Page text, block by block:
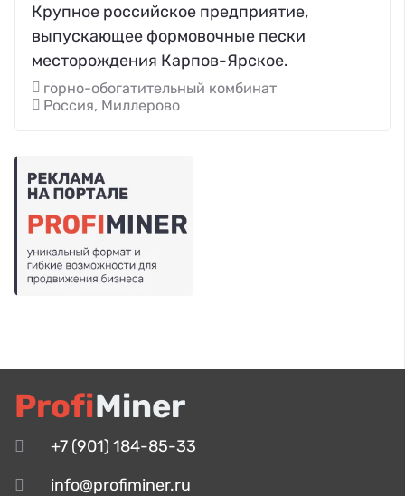
Крупное российское предприятие,
выпускающее формовочные пески
месторождения Карпов-Ярское.
горно-обогатительный комбинат
Россия, Миллерово
ProfiMiner
+7 (901) 184-85-33
info@profiminer.ru